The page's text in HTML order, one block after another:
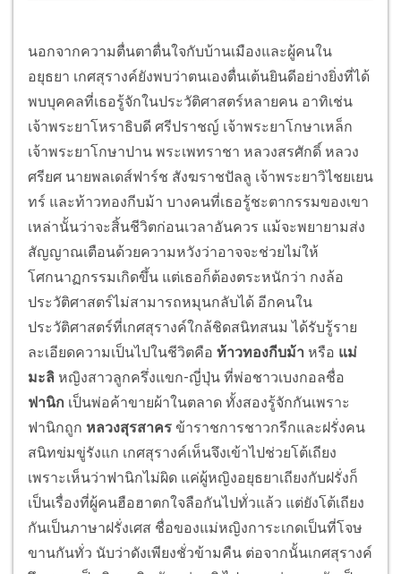
นอกจากความตื่นตาตื่นใจกับบ้านเมืองและผู้คนใน
อยุธยา เกศสุรางค์ยังพบว่าตนเองตื่นเต้นยินดีอย่างยิ่งที่ได้
พบบุคคลที่เธอรู้จักในประวัติศาสตร์หลายคน อาทิเช่น
เจ้าพระยาโหราธิบดี ศรีปราชญ์ เจ้าพระยาโกษาเหล็ก
เจ้าพระยาโกษาปาน พระเพทราชา หลวงสรศักดิ์ หลวง
ศรียศ นายพลเดส์ฟาร์ช สังฆราชปัลลู เจ้าพระยาวิไชยเยน
ทร์ และท้าวทองกีบม้า บางคนที่เธอรู้ชะตากรรมของเขา
เหล่านั้นว่าจะสิ้นชีวิตก่อนเวลาอันควร แม้จะพยายามส่ง
สัญญาณเตือนด้วยความหวังว่าอาจจะช่วยไม่ให้
โศกนาฏกรรมเกิดขึ้น แต่เธอก็ต้องตระหนักว่า กงล้อ
ประวัติศาสตร์ไม่สามารถหมุนกลับได้ อีกคนใน
ประวัติศาสตร์ที่เกศสุรางค์ใกล้ชิดสนิทสนม ได้รับรู้ราย
ละเอียดความเป็นไปในชีวิตคือ ท้าวทองกีบม้า หรือ แม่
มะลิ หญิงสาวลูกครึ่งแขก-ญี่ปุ่น ที่พ่อชาวเบงกอลชื่อ
ฟานิก เป็นพ่อค้าขายผ้าในตลาด ทั้งสองรู้จักกันเพราะ
ฟานิกถูก หลวงสุรสาคร ข้าราชการชาวกรีกและฝรั่งคน
สนิทข่มขู่รังแก เกศสุรางค์เห็นจึงเข้าไปช่วยโต้เถียง
เพราะเห็นว่าฟานิกไม่ผิด แค่ผู้หญิงอยุธยาเถียงกับฝรั่งก็
เป็นเรื่องที่ผู้คนฮือฮาตกใจลือกันไปทั่วแล้ว แต่ยังโต้เถียง
กันเป็นภาษาฝรั่งเศส ชื่อของแม่หญิงการะเกดเป็นที่โจษ
ขานกันทั่ว นับว่าดังเพียงชั่วข้ามคืน ต่อจากนั้นเกศสุรางค์